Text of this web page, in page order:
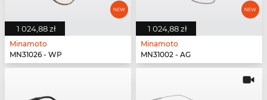
1 024,88 zł
Minamoto
MN31026 - WP
1 024,88 zł
Minamoto
MN31002 - AG